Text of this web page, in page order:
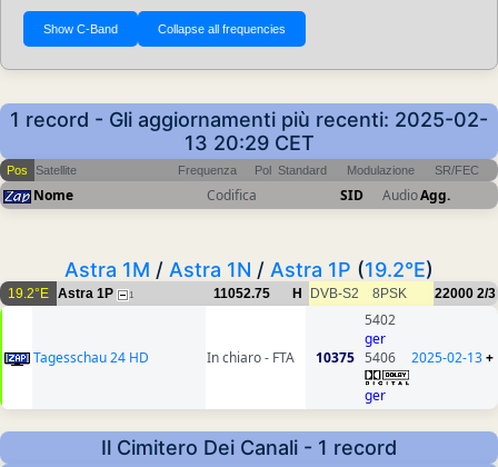
1 record - Gli aggiornamenti più recenti: 2025-02-
13 20:29 CET
Pos Satellite Frequenza Pol Standard Modulazione SR/FEC
Nome Codifica SID AudioAgg.
Astra 1M / Astra 1N / Astra 1P (19.2°E)
19.2°E Astra 1P 1 11052.75 H DVB-S2 8PSK 22000 2/3
Tagesschau 24 HD In chiaro - FTA 10375
5402
ger
5406
ger
2025-02-13+
Il Cimitero Dei Canali - 1 record